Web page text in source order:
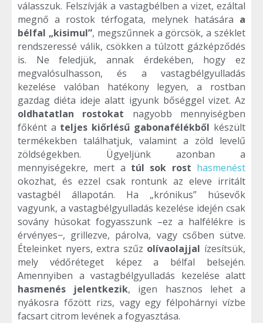
válasszuk. Felszívják a vastagbélben a vizet, ezáltal
megnő a rostok térfogata, melynek hatására a
bélfal „kisimul”, megszűnnek a görcsök, a széklet
rendszeressé válik, csökken a túlzott gázképződés
is. Ne feledjük, annak érdekében, hogy ez
megvalósulhasson, és a vastagbélgyulladás
kezelése valóban hatékony legyen, a rostban
gazdag diéta ideje alatt igyunk bőséggel vizet. Az
oldhatatlan rostokat nagyobb mennyiségben
főként a teljes kiőrlésű gabonafélékből készült
termékekben találhatjuk, valamint a zöld levelű
zöldségekben. Ügyeljünk azonban a
mennyiségekre, mert a túl sok rost hasmenést
okozhat, és ezzel csak rontunk az eleve irritált
vastagbél állapotán. Ha „krónikus” húsevők
vagyunk, a vastagbélgyulladás kezelése idején csak
sovány húsokat fogyasszunk –ez a halfélékre is
érvényes−, grillezve, párolva, vagy csőben sütve.
Ételeinket nyers, extra szűz olívaolajjal ízesítsük,
mely védőréteget képez a bélfal belsején.
Amennyiben a vastagbélgyulladás kezelése alatt
hasmenés jelentkezik, igen hasznos lehet a
nyákosra főzött rizs, vagy egy félpohárnyi vízbe
facsart citrom levének a fogyasztása.